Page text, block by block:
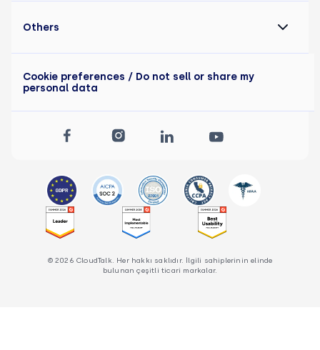
© 2026 CloudTalk. Her hakkı saklıdır. İlgili sahiplerinin elinde
bulunan çeşitli ticari markalar.
Others
Cookie preferences / Do not sell or share my
personal data